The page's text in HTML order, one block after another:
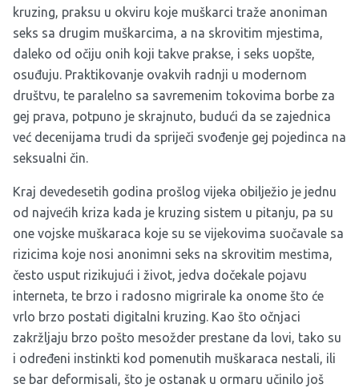
kruzing, praksu u okviru koje muškarci traže anoniman
seks sa drugim muškarcima, a na skrovitim mjestima,
daleko od očiju onih koji takve prakse, i seks uopšte,
osuđuju. Praktikovanje ovakvih radnji u modernom
društvu, te paralelno sa savremenim tokovima borbe za
gej prava, potpuno je skrajnuto, budući da se zajednica
već decenijama trudi da spriječi svođenje gej pojedinca na
seksualni čin.
Kraj devedesetih godina prošlog vijeka obilježio je jednu
od najvećih kriza kada je kruzing sistem u pitanju, pa su
one vojske muškaraca koje su se vijekovima suočavale sa
rizicima koje nosi anonimni seks na skrovitim mestima,
često usput rizikujući i život, jedva dočekale pojavu
interneta, te brzo i radosno migrirale ka onome što će
vrlo brzo postati digitalni kruzing. Kao što očnjaci
zakržljaju brzo pošto mesožder prestane da lovi, tako su
i određeni instinkti kod pomenutih muškaraca nestali, ili
se bar deformisali, što je ostanak u ormaru učinilo još